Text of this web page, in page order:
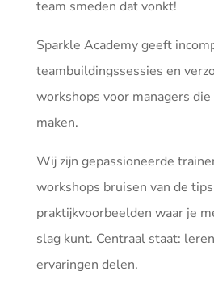
team smeden dat vonkt!
Sparkle Academy geeft
teambuildingssessies en
workshops voor managers
maken.
Wij zijn gepassioneerde
workshops bruisen van de
praktijkvoorbeelden waar je
slag kunt. Centraal staat:
ervaringen delen.